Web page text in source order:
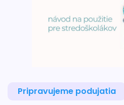
Pripravujeme podujatia